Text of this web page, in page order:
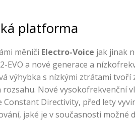
platforma
měniči Electro-Voice jak jinak
a nové generace a
výhybka s nízkými ztrátami
rozsahu. Nové vysokofrekvenční
Directivity, před lety
jaké je v současnosti možné